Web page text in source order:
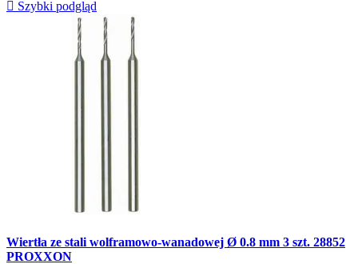
 Szybki podgląd
Wiertła ze stali wolframowo-wanadowej Ø 0.8 mm 3 szt. 28852
PROXXON